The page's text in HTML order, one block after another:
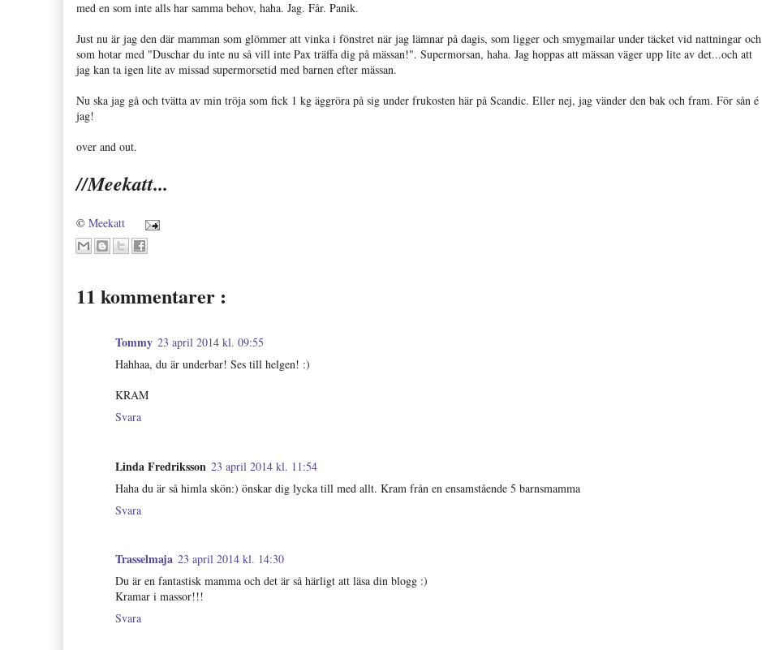
med en som inte alls har samma behov, haha. Jag. Får. Panik.
Just nu är jag den där mamman som glömmer att vinka i fönstret när jag lämnar på dagis, som ligger och smygmailar under täcket vid nattningar och
som hotar med "Duschar du inte nu så vill inte Pax träffa dig på mässan!". Supermorsan, haha. Jag hoppas att mässan väger upp lite av det...och att
jag kan ta igen lite av missad supermorsetid med barnen efter mässan.
Nu ska jag gå och tvätta av min tröja som fick 1 kg äggröra på sig under frukosten här på Scandic. Eller nej, jag vänder den bak och fram. För sån é
jag!
over and out.
//Meekatt...
© Meekatt
11 kommentarer :
Tommy 23 april 2014 kl. 09:55
Hahhaa, du är underbar! Ses till helgen! :)
KRAM
Svara
Linda Fredriksson 23 april 2014 kl. 11:54
Haha du är så himla skön:) önskar dig lycka till med allt. Kram från en ensamstående 5 barnsmamma
Svara
Trasselmaja 23 april 2014 kl. 14:30
Du är en fantastisk mamma och det är så härligt att läsa din blogg :)
Kramar i massor!!!
Svara